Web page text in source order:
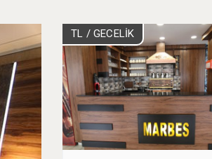
TL / GECELİK